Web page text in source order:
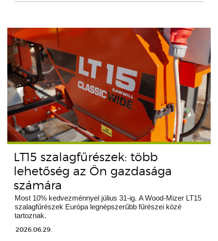
LT15 szalagfűrészek: több
lehetőség az Ön gazdasága
számára
Most 10% kedvezménnyel július 31-ig. A Wood-Mizer LT15
szalagfűrészek Európa legnépszerűbb fűrészei közé
tartoznak.
2026.06.29.